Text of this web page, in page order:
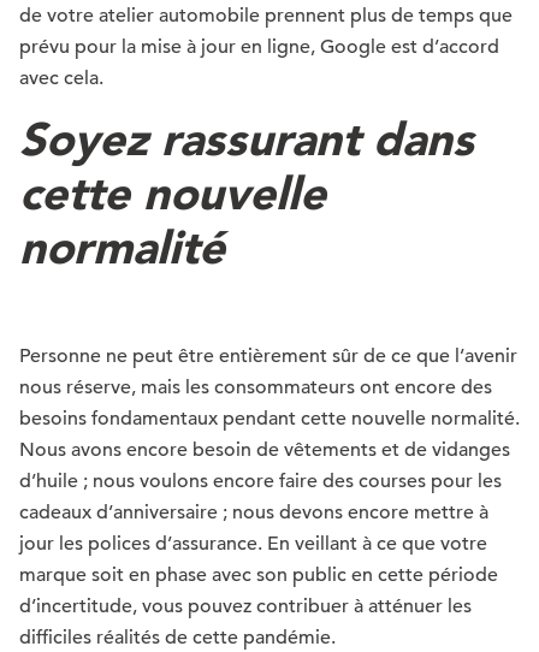
de votre atelier automobile prennent plus de temps que
prévu pour la mise à jour en ligne, Google est d’accord
avec cela.
Soyez rassurant dans
cette nouvelle
normalité
Personne ne peut être entièrement sûr de ce que l’avenir
nous réserve, mais les consommateurs ont encore des
besoins fondamentaux pendant cette nouvelle normalité.
Nous avons encore besoin de vêtements et de vidanges
d’huile ; nous voulons encore faire des courses pour les
cadeaux d’anniversaire ; nous devons encore mettre à
jour les polices d’assurance. En veillant à ce que votre
marque soit en phase avec son public en cette période
d’incertitude, vous pouvez contribuer à atténuer les
difficiles réalités de cette pandémie.